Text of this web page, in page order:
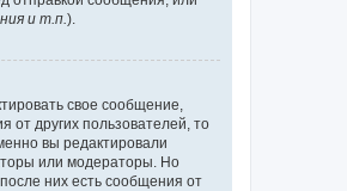
и т.п. ).
свое сообщение,
от других пользователей, то
вы редактировали
или модераторы. Но
них есть сообщения от